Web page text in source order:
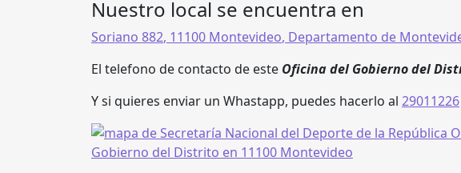
Nuestro local se encuentra en
Soriano 882, 11100 Montevideo, Departamento de
El telefono de contacto de este Oficina del Gobierno del
Y si quieres enviar un Whastapp, puedes hacerlo al 29011226